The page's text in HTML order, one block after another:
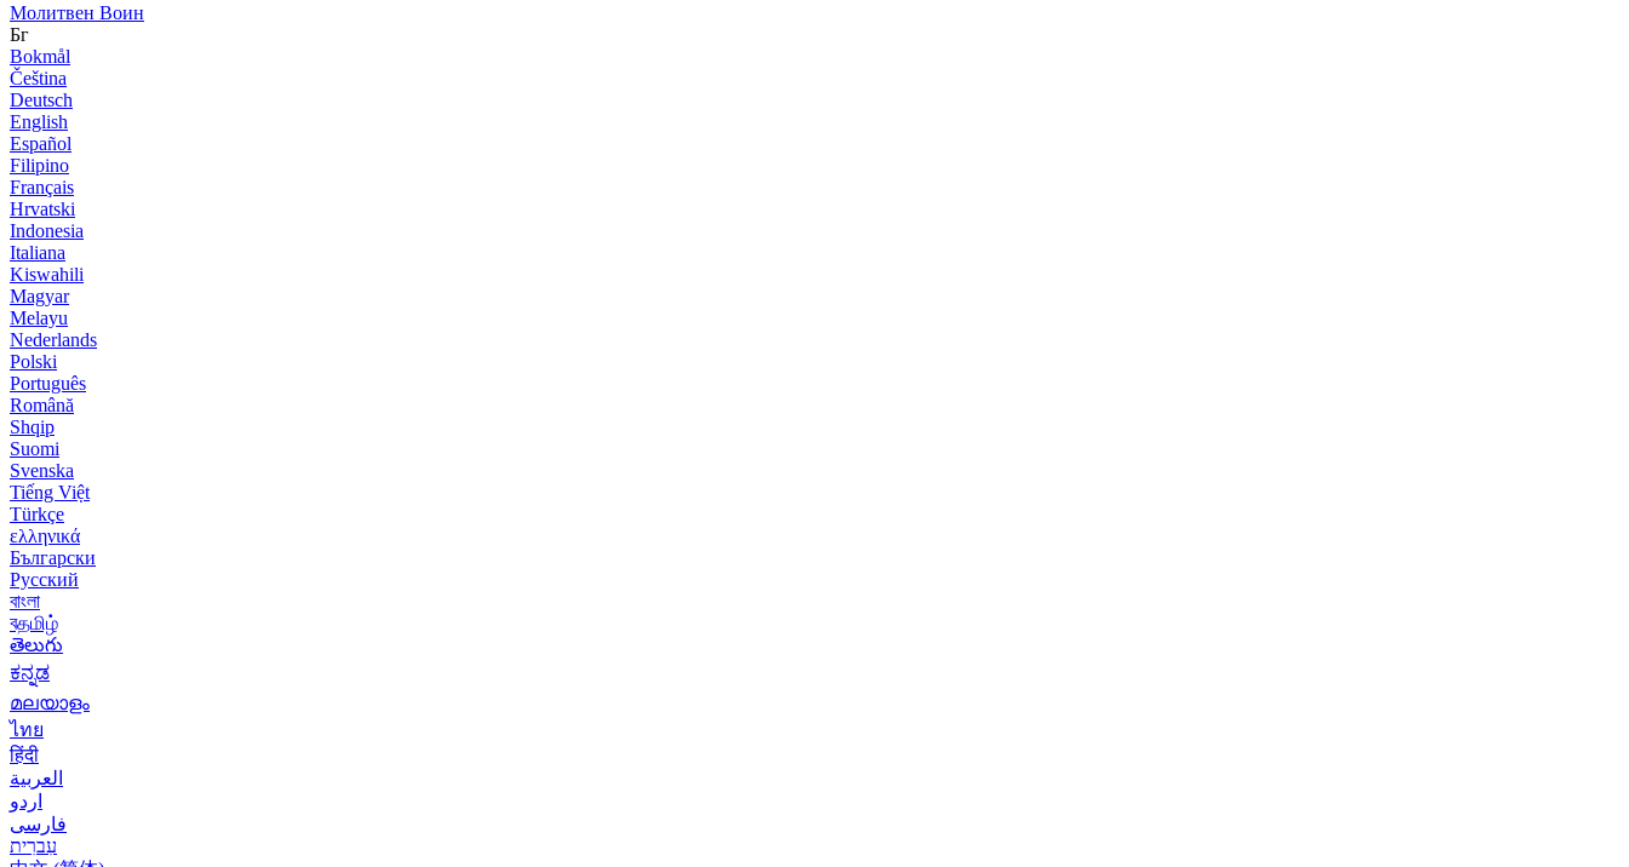
Молитвен Воин
Бг
Bokmål
Čeština
Deutsch
English
Español
Filipino
Français
Hrvatski
Indonesia
Italiana
Kiswahili
Magyar
Melayu
Nederlands
Polski
Português
Română
Shqip
Suomi
Svenska
Tiếng Việt
Türkçe
ελληνικά
Български
Русский
বাংলা
বதமிழ்
తెలుగు
ಕನ್ನಡ
മലയാളം
ไทย
हिंदी
العربية
اردو
فارسی
עִברִית